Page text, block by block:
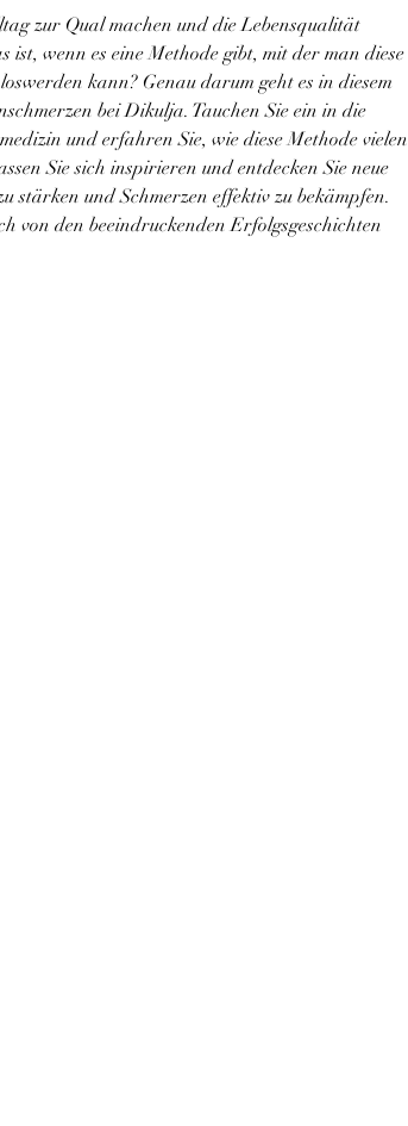
zur Qual machen und die Lebensqualität
ist, wenn es eine Methode gibt, mit der man diese
kann? Genau darum geht es in diesem
bei Dikulja. Tauchen Sie ein in die
und erfahren Sie, wie diese Methode vielen
Sie sich inspirieren und entdecken Sie neue
stärken und Schmerzen effektiv zu bekämpfen.
von den beeindruckenden Erfolgsgeschichten